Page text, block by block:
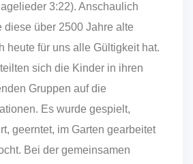
3:22). Anschaulich
diese über 2500 Jahre alte
heute für uns alle Gültigkeit hat.
sich die Kinder in ihren
Gruppen auf die
Es wurde gespielt,
geerntet, im Garten gearbeitet
Bei der gemeinsamen